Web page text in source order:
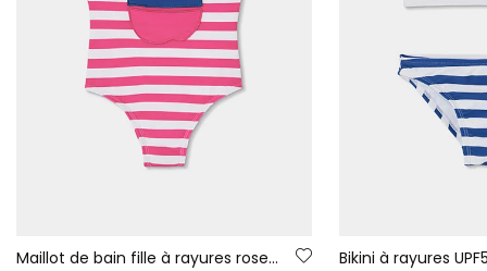
Maillot de bain fille à rayures roses et blanches UPF50+
Bikini à rayures